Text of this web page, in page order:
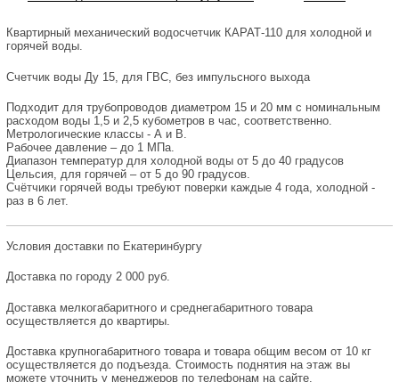
Квартирный механический водосчетчик КАРАТ-110 для холодной и
горячей воды.
Счетчик воды Ду 15, для ГВС, без импульсного выхода
Подходит для трубопроводов диаметром 15 и 20 мм с номинальным
расходом воды 1,5 и 2,5 кубометров в час, соответственно.
Метрологические классы - А и В.
Рабочее давление – до 1 МПа.
Диапазон температур для холодной воды от 5 до 40 градусов
Цельсия, для горячей – от 5 до 90 градусов.
Счётчики горячей воды требуют поверки каждые 4 года, холодной -
раз в 6 лет.
Условия доставки по Екатеринбургу
Доставка по городу 2 000 руб.
Доставка мелкогабаритного и среднегабаритного товара
осуществляется до квартиры.
Доставка крупногабаритного товара и товара общим весом от 10 кг
осуществляется до подъезда. Стоимость поднятия на этаж вы
можете уточнить у менеджеров по телефонам на сайте.